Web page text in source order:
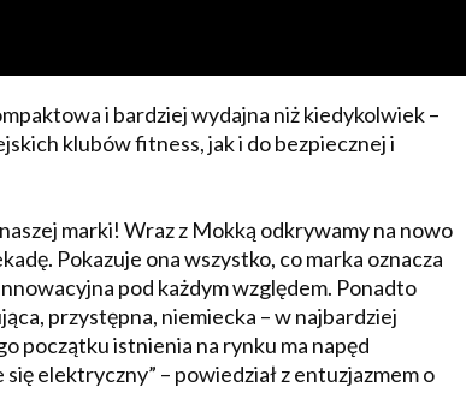
i bardziej wydajna niż kiedykolwiek –
klubów fitness, jak i do bezpiecznej i
marki! Wraz z Mokką odkrywamy na nowo
Pokazuje ona wszystko, co marka oznacza
pod każdym względem. Ponadto
przystępna, niemiecka – w najbardziej
początku istnienia na rynku ma napęd
elektryczny” – powiedział z entuzjazmem o